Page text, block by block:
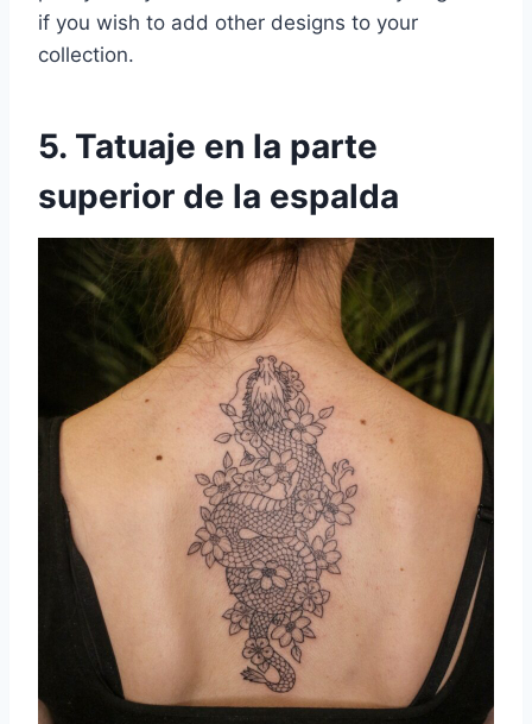
if you wish to add other designs to your
collection.
5. Tatuaje en la parte
superior de la espalda